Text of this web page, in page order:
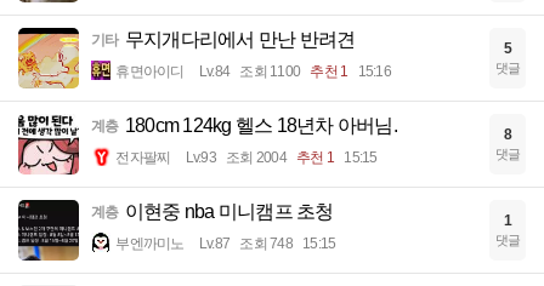
기타 무지개다리에서 만난 반려견
휴면아이디 Lv.84 조회 1100 추천 1 15:16
5
댓글
계층 180cm 124kg 헬스 18년차 아버님.
전자팔찌 Lv.93 조회 2004 추천 1 15:15
8
댓글
계층 이현중 nba 미니캠프 초청
부엔까미노 Lv.87 조회 748 15:15
1
댓글